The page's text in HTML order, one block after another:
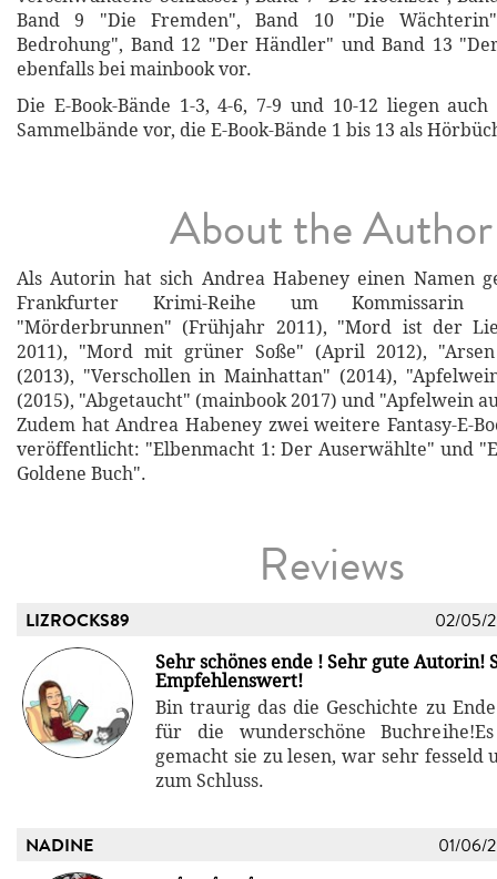
Band 9 "Die Fremden", Band 10 "Die
Bedrohung", Band 12 "Der Händler" und Band 13
ebenfalls bei mainbook vor.
Die E-Book-Bände 1-3, 4-6, 7-9 und 10-12 liegen auch
Sammelbände vor, die E-Book-Bände 1 bis 13 als
About the Author
Als Autorin hat sich Andrea Habeney einen Namen
Frankfurter Krimi-Reihe um Kommissarin
"Mörderbrunnen" (Frühjahr 2011), "Mord ist der
2011), "Mord mit grüner Soße" (April 2012),
(2013), "Verschollen in Mainhattan" (2014),
(2015), "Abgetaucht" (mainbook 2017) und "Apfelwein
Zudem hat Andrea Habeney zwei weitere Fantasy-E-
veröffentlicht: "Elbenmacht 1: Der Auserwählte" und
Goldene Buch".
Reviews
LIZROCKS89 02/05/
Sehr schönes ende ! Sehr gute Autorin!
Empfehlenswert!
Bin traurig das die Geschichte zu
für die wunderschöne
gemacht sie zu lesen, war sehr fesseld
zum Schluss.
NADINE 01/06/